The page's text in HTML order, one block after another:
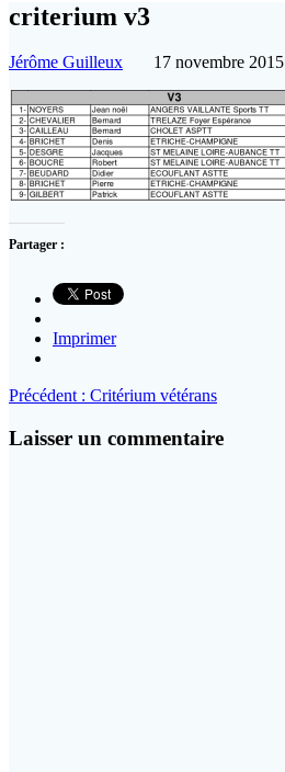
criterium v3
Jérôme Guilleux 17 novembre 2015
Partager :
Imprimer
Navigation
de
Précédent : Article
:
Critérium vétérans
Laisser un commentaire